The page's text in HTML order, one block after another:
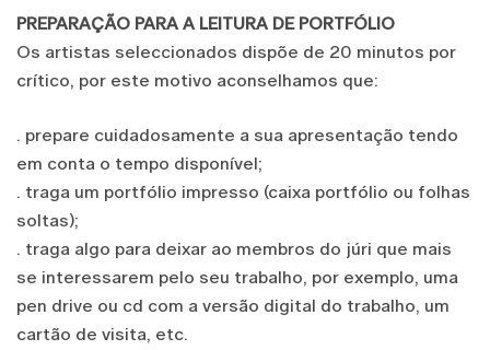
PREPARAÇÃO PARA A LEITURA DE PORTFÓLIO
Os artistas seleccionados dispõe de 20 minutos por
crítico, por este motivo aconselhamos que:
. prepare cuidadosamente a sua apresentação tendo
em conta o tempo disponível;
. traga um portfólio impresso (caixa portfólio ou folhas
soltas);
. traga algo para deixar ao membros do júri que mais
se interessarem pelo seu trabalho, por exemplo, uma
pen drive ou cd com a versão digital do trabalho, um
cartão de visita, etc.